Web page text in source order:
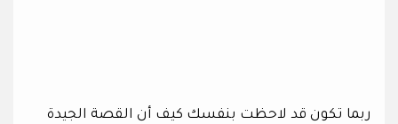
ربما تكون قد لاحظت بنفسك كيف أن القصة الجيدة